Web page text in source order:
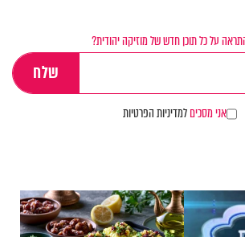
על כל תוכן חדש של מוזיקה יהודית?
אני מסכיםלמדיניות הפרטיות